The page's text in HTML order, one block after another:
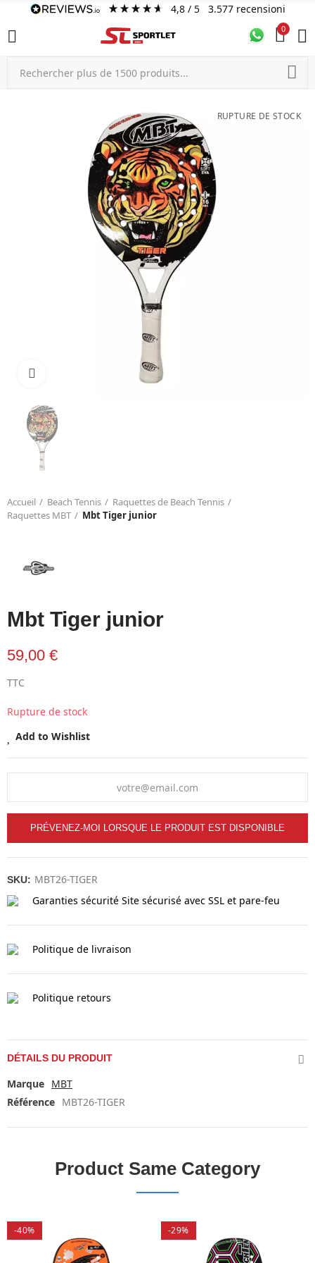
4,8/ 5 3.577 recensioni
0
RUPTURE DE STOCK
Accueil Beach Tennis
Raquettes de Beach Tennis
Raquettes MBT
Mbt Tiger junior
Mbt Tiger junior
59,00 €
TTC
Rupture de stock
Add to Wishlist
PRÉVENEZ-MOI LORSQUE LE PRODUIT EST DISPONIBLE
SKU: MBT26-TIGER
Garanties sécurité Site sécurisé avec SSL et pare-feu
Politique de livraison
Politique retours
DÉTAILS DU PRODUIT
Marque MBT
Référence MBT26-TIGER
Product Same Category
-40% -29%